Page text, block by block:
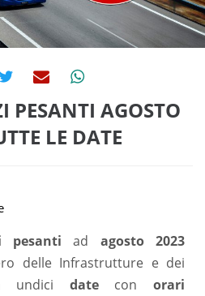
PESANTI AGOSTO
LE DATE
pesanti ad agosto 2023
delle Infrastrutture e dei
undici date conorari